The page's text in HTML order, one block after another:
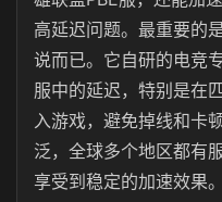
高延迟问题。最重要的
说而已。它自研的电竞
服中的延迟，特别是在
入游戏，避免掉线和卡
泛，全球多个地区都有
享受到稳定的加速效果。